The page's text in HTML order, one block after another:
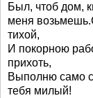
Был, чтоб дом,
меня
тихой,
И покорною
прихоть,
Выполню само
тебя милый!